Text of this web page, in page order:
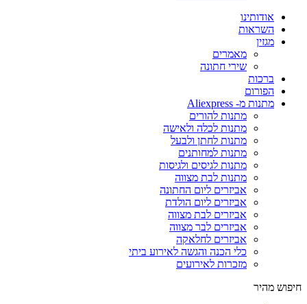
אודותינו
השראות
מגזין
מאמרים
שירי חתונה
ברכות
הפורום
מתנות מ- Aliexpress
מתנות להורים
מתנות לכלה ולאישה
מתנות לחתן ולבעל
מתנות למחותנים
מתנות לגיסים ולגיסות
מתנות לבת מצווה
אביזרים ליום החתונה
אביזרים ליום הולדת
אביזרים לבת מצווה
אביזרים לבר מצווה
אביזרים לחלאקה
כלי הכנה והגשה לאירוע ביתי
מזכרות לאירועים
חיפוש מהיר